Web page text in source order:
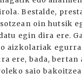
Bestalde,
oin hutsik
egin dira ere.
aizkolariak
ere, bada,
saio